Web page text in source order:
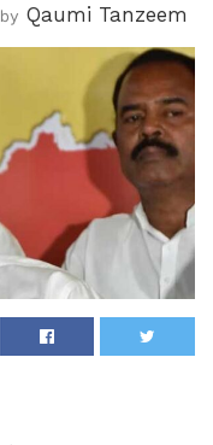
by Qaumi Tanzeem